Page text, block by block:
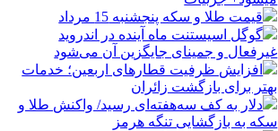
قیمت طلا و سکه پنجشنبه 15 مرداد
گوگل اسیستنت ماه آینده در اندروید
غیرفعال و جمینای جایگزین آن می‌شود
افزایش ظرفیت قطارهای اربعین؛ خدمات
بهتر برای بازگشت زائران
دلار به کف سه‌هفته‌ای رسید/ واکنش طلا و
سکه به بازگشایی تنگه هرمز